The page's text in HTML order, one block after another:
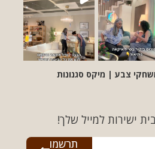
ישירות למייל שלך!
תרשמו
צבע | מיקס סגנונות